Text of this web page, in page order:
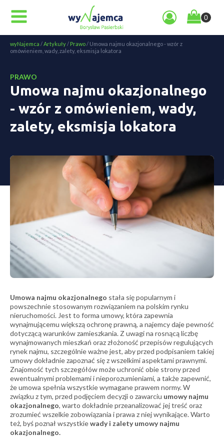
wyNajemca /Artykuły/ Prawo/ Umowa najmu okazjonalnego - wzór z
omówieniem, wady, zalety, eksmisja lokatora
PRAWO
Umowa najmu okazjonalnego
- wzór z omówieniem, wady,
zalety, eksmisja lokatora
Umowa najmu okazjonalnego stała się popularnym i
powszechnie stosowanym rozwiązaniem na polskim rynku
nieruchomości. Jest to forma umowy, która zapewnia
wynajmującemu większą ochronę prawną, a najemcy daje pewność
dotyczącą warunków zamieszkania. Z uwagi na rosnącą liczbę
wynajmowanych mieszkań oraz złożoność przepisów regulujących
rynek najmu, szczególnie ważne jest, aby przed podpisaniem takiej
umowy dokładnie zapoznać się z wszelkimi aspektami prawnymi.
Znajomość tych szczegółów może uchronić obie strony przed
ewentualnymi problemami i nieporozumieniami, a także zapewnić,
że umowa spełnia wszystkie wymagane prawem normy. W
związku z tym, przed podjęciem decyzji o zawarciu umowy najmu
okazjonalnego, warto dokładnie przeanalizować jej treść oraz
zrozumieć wszelkie zobowiązania i prawa z niej wynikające. Warto
też, byś poznał wszystkiewady i zalety umowy najmu
okazjonalnego.